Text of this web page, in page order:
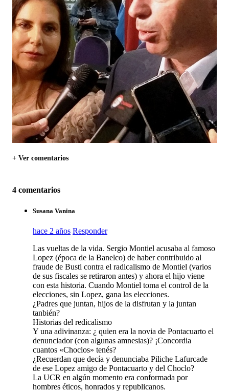
+ Ver comentarios
4 comentarios
Susana Vanina
hace 2 años Responder
Las vueltas de la vida. Sergio Montiel acusaba al famoso
Lopez (época de la Banelco) de haber contribuido al
fraude de Busti contra el radicalismo de Montiel (varios
de sus fiscales se retiraron antes) y ahora el hijo viene
con esta historia. Cuando Montiel toma el control de la
elecciones, sin Lopez, gana las elecciones.
¿Padres que juntan, hijos de la disfrutan y la juntan
tanbién?
Historias del redicalismo
Y una adivinanza: ¿ quien era la novia de Pontacuarto el
denunciador (con algunas amnesias)? ¡Concordia
cuantos «Choclos» tenés?
¿Recuerdan que decía y denunciaba Piliche Lafurcade
de ese Lopez amigo de Pontacuarto y del Choclo?
La UCR en algún momento era conformada por
hombres éticos, honrados y republicanos.